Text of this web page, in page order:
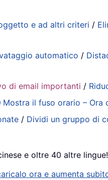
e ad altri criteri /
automatico /
di email importanti /
Mostra il fuso orario – Ora
/ Dividi un gruppo di
e oltre 40 altre lingue!
ora e aumenta